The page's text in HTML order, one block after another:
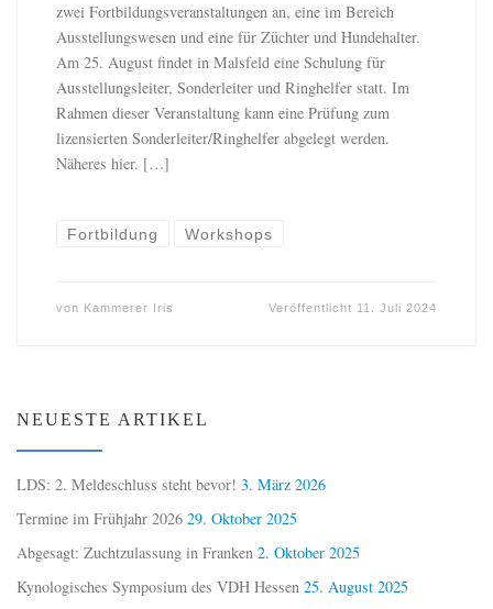
zwei Fortbildungsveranstaltungen an, eine im Bereich
Ausstellungswesen und eine für Züchter und Hundehalter.
Am 25. August findet in Malsfeld eine Schulung für
Ausstellungsleiter, Sonderleiter und Ringhelfer statt. Im
Rahmen dieser Veranstaltung kann eine Prüfung zum
lizensierten Sonderleiter/Ringhelfer abgelegt werden.
Näheres hier. […]
Fortbildung Workshops
von Kammerer Iris Veröffentlicht 11. Juli 2024
NEUESTE ARTIKEL
LDS: 2. Meldeschluss steht bevor! 3. März 2026
Termine im Frühjahr 2026 29. Oktober 2025
Abgesagt: Zuchtzulassung in Franken 2. Oktober 2025
Kynologisches Symposium des VDH Hessen 25. August 2025